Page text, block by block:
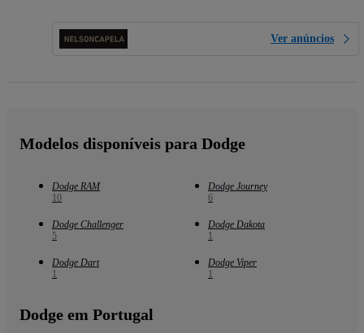
Ver anúncios
Modelos disponíveis para Dodge
Dodge RAM
10
Dodge Journey
6
Dodge Challenger
5
Dodge Dakota
1
Dodge Dart
1
Dodge Viper
1
Dodge em Portugal